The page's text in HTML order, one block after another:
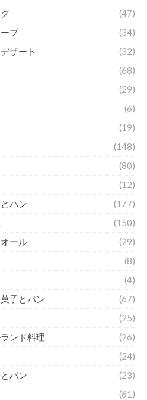
(47)
プ
(34)
ザート
(32)
(68)
(29)
(6)
(19)
(148)
(80)
(12)
パン
(177)
(150)
ール
(29)
(8)
(4)
子とパン
(67)
(25)
ンド料理
(26)
(24)
パン
(23)
(61)